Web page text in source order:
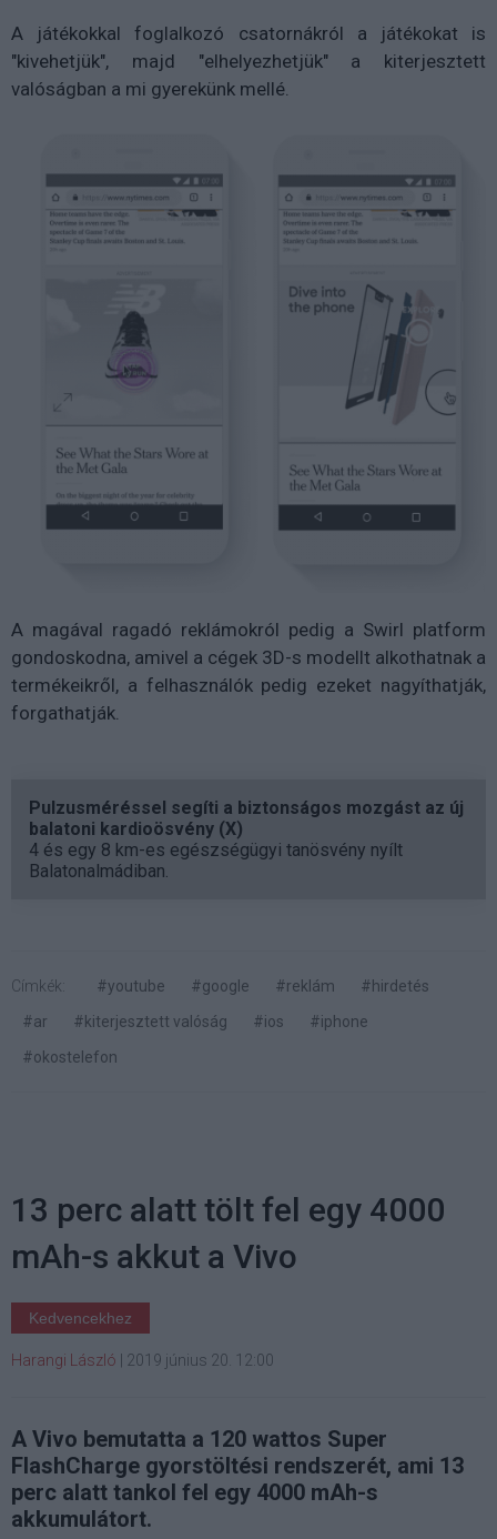
A játékokkal foglalkozó csatornákról a játékokat is
"kivehetjük", majd "elhelyezhetjük" a kiterjesztett
valóságban a mi gyerekünk mellé.
A magával ragadó reklámokról pedig a Swirl platform
gondoskodna, amivel a cégek 3D-s modellt alkothatnak a
termékeikről, a felhasználók pedig ezeket nagyíthatják,
forgathatják.
Pulzusméréssel segíti a biztonságos mozgást az új
balatoni kardioösvény (X)
4 és egy 8 km-es egészségügyi tanösvény nyílt
Balatonalmádiban.
Címkék: #youtube #google #reklám
#hirdetés
#ar
#kiterjesztett valóság #ios
#iphone
#okostelefon
13 perc alatt tölt fel egy 4000
mAh-s akkut a Vivo
Kedvencekhez
Harangi László 2019 június 20. 12:00
A Vivo bemutatta a 120 wattos Super
FlashCharge gyorstöltési rendszerét, ami 13
perc alatt tankol fel egy 4000 mAh-s
akkumulátort.